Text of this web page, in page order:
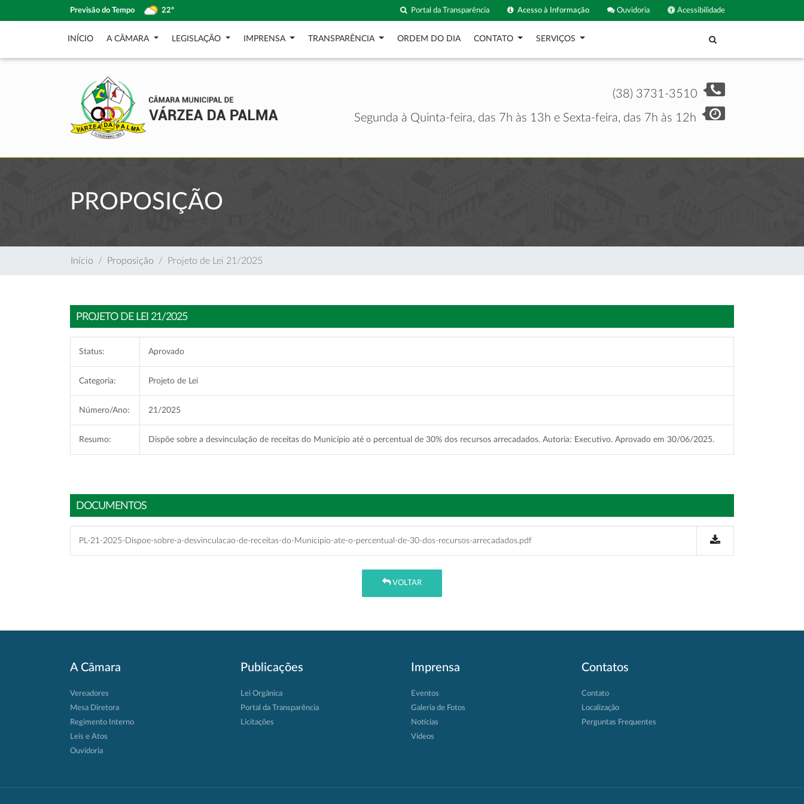
Previsão do Tempo 22º Acessibilidade
Ouvidoria
Acesso à Informação
Portal da Transparência
INÍCIO A CÂMARA LEGISLAÇÃO IMPRENSA TRANSPARÊNCIA ORDEM DO DIA CONTATO SERVIÇOS
(38) 3731-3510
Segunda à Quinta-feira, das 7h às 13h e Sexta-feira, das 7h às 12h
PROPOSIÇÃO
Início Proposição Projeto de Lei 21/2025
PROJETO DE LEI 21/2025
Status: Aprovado
Categoria: Projeto de Lei
Número/Ano: 21/2025
Resumo: Dispõe sobre a desvinculação de receitas do Município até o percentual de 30% dos recursos arrecadados. Autoria: Executivo. Aprovado em 30/06/2025.
DOCUMENTOS
PL-21-2025-Dispoe-sobre-a-desvinculacao-de-receitas-do-Municipio-ate-o-percentual-de-30-dos-recursos-arrecadados.pdf
VOLTAR
A Câmara
Vereadores
Mesa Diretora
Regimento Interno
Leis e Atos
Ouvidoria
Publicações
Lei Orgânica
Portal da Transparência
Licitações
Imprensa
Eventos
Galeria de Fotos
Notícias
Vídeos
Contatos
Contato
Localização
Perguntas Frequentes